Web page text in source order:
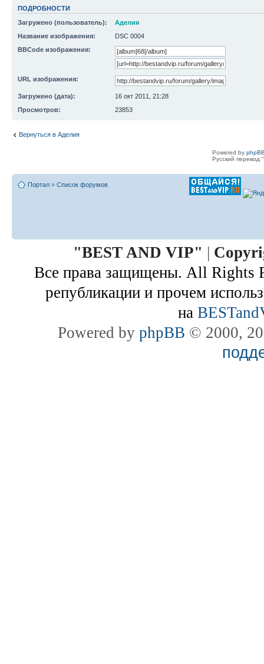
ПОДРОБНОСТИ
Загружено (пользователь):
Аделия
Название изображения:
DSC 0004
BBCode изображения:
URL изображения:
Загружено (дата):
16 окт 2011, 21:28
Просмотров:
23853
Вернуться в Аделия
Powered by
Русский перевод
Портал » Список форумов
"BEST AND VIP" |
Все права защищены. All Rights
републикации и прочем
на
Powered by phpBB © 2000,